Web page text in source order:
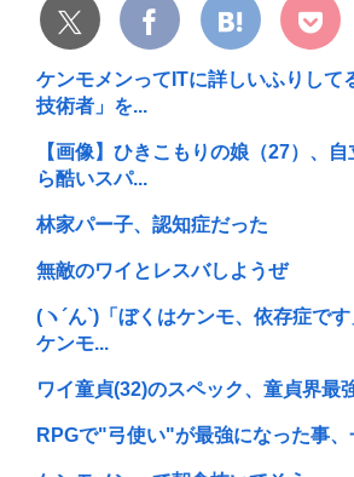
ケンモメンってITに詳しいふりして
技術者」を...
【画像】ひきこもりの娘（27）、
ら酷いスパ...
林家パー子、認知症だった
無敵のワイとレスバしようぜ
(ヽ´ん`)「ぼくはケンモ、依存症です
ケンモ...
ワイ童貞(32)のスペック、童貞界最
RPGで"弓使い"が最強になった事